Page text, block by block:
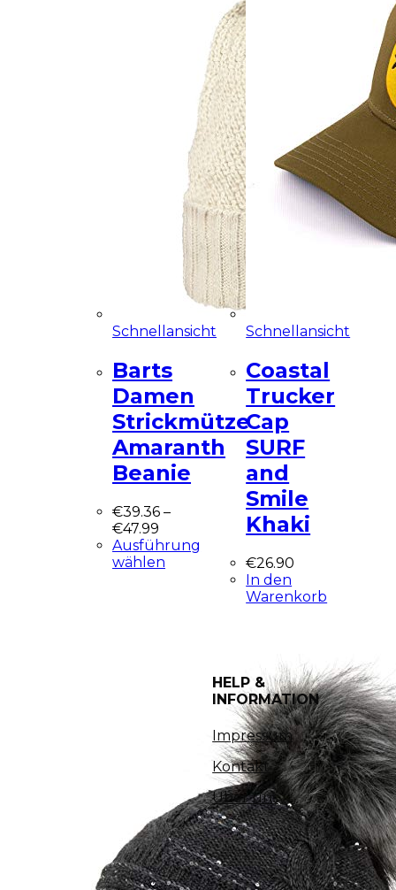
Schnellansicht
Barts
Damen
Strickmütze
Amaranth
Beanie
€39.36 –
€47.99
Ausführung
wählen
Schnellansicht
Coastal
Trucker
Cap
SURF
and
Smile
Khaki
€26.90
In den
Warenkorb
HELP &
INFORMATION
Impressum
Kontakt
Über uns